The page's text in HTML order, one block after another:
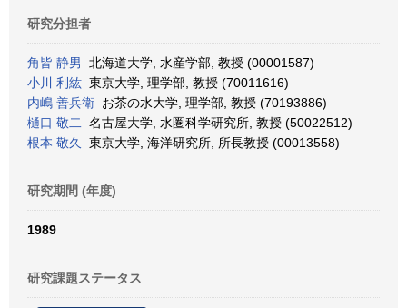
研究分担者
角皆 静男
北海道大学, 水産学部, 教授 (00001587)
小川 利紘 東京大学, 理学部, 教授 (70011616)
内嶋 善兵衛 お茶の水大学, 理学部, 教授 (70193886)
樋口 敬二
名古屋大学, 水圏科学研究所, 教授 (50022512)
根本 敬久
東京大学, 海洋研究所, 所長教授 (00013558)
研究期間 (年度)
1989
研究課題ステータス